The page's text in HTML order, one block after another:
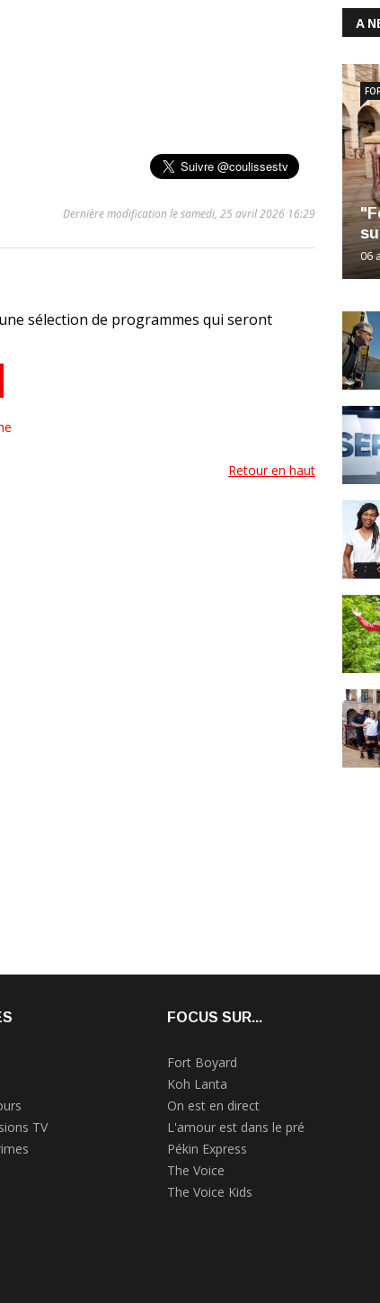
Dernière modification le samedi, 25 avril 2026 16:29
sélection de programmes qui seront
Retour en haut
A
06
TV
FOCUS SUR...
Fort Boyard
Koh Lanta
On est en direct
L'amour est dans le pré
Pékin Express
The Voice
The Voice Kids